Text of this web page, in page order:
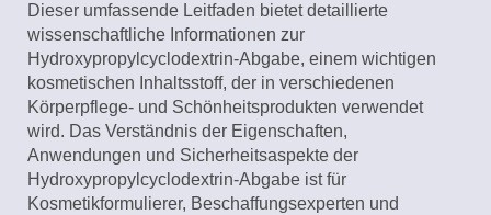
Dieser umfassende Leitfaden bietet detaillierte
wissenschaftliche Informationen zur
Hydroxypropylcyclodextrin-Abgabe, einem wichtigen
kosmetischen Inhaltsstoff, der in verschiedenen
Körperpflege- und Schönheitsprodukten verwendet
wird. Das Verständnis der Eigenschaften,
Anwendungen und Sicherheitsaspekte der
Hydroxypropylcyclodextrin-Abgabe ist für
Kosmetikformulierer, Beschaffungsexperten und